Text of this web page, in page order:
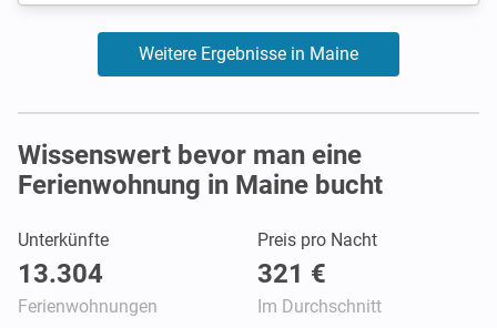
Weitere Ergebnisse in Maine
Wissenswert bevor man eine
Ferienwohnung in Maine bucht
Unterkünfte
13.304
Ferienwohnungen
Preis pro Nacht
321 €
Im Durchschnitt